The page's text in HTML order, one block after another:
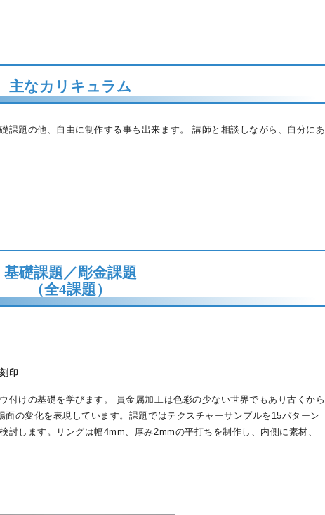
主なカリキュラム
課題の他、自由に制作する事も出来ます。 講師と相談しながら、自分にあ
基礎課題／彫金課題
（全4課題）
印
付けの基礎を学びます。 貴金属加工は色彩の少ない世界でもあり古くから
の変化を表現しています。課題ではテクスチャーサンプルを15パターン
討します。リングは幅4mm、厚み2mmの平打ちを制作し、内側に素材、